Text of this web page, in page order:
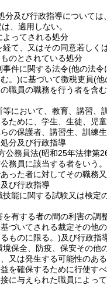
分及び行政指導については、
、適用しない。
よってされる処分
経て、又はその同意若しく
ものとされている処分
事件に関する法令(他の法令
。)に基づいて徴税吏員(他
職員の職務を行う者を含
等において、教育、講習、
ために、学生、生徒、児
の保護者、講習生、訓練
分及び行政指導
公務員法(昭和25年法律第
務員に該当する者をいう
った者に対してその職務
び行政指導
技能に関する試験又は検定
を有する者の間の利害の調
づいてされる裁定その他
ものに限る。)及び行政指
境保全、防疫、保安その他
又は発生する可能性のあ
を確保するために行使す
に与えられた職員によっ